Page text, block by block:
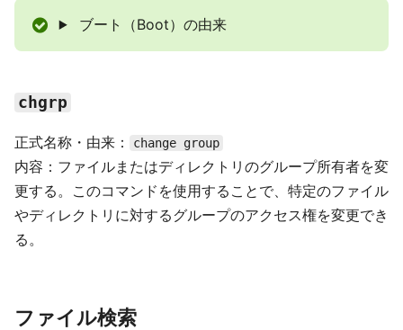
ブート（Boot）の由来
chgrp
正式名称・由来： change group
内容：ファイルまたはディレクトリのグループ所有者を変
更する。このコマンドを使用することで、特定のファイル
やディレクトリに対するグループのアクセス権を変更でき
る。
ファイル検索